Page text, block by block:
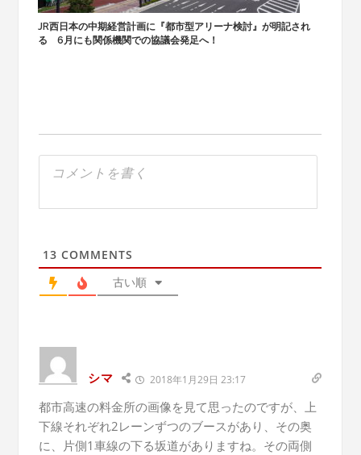
JR西日本の中期経営計画に『都市型アリーナ検討』が明記され
る 6月にも関係機関での協議会発足へ！
13 COMMENTS
古い順
シマ 2018年1月29日 23:17
都市高速の料金所の画像を見て思ったのですが、上
下線それぞれ2レーンずつのブースがあり、その奥
に、片側1車線の下る坂道がありますね。その両側